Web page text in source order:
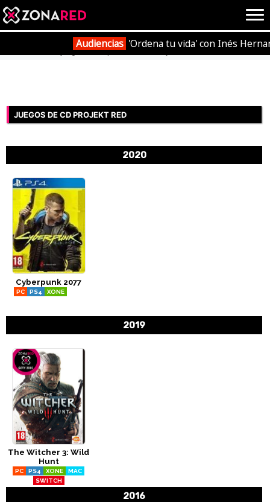
{literal}{/literal}
HOME JUEGOS
REPORTAJES
TRUCOS
E3
Audiencias 'Ordena tu vida' con Inés
Videojuegos Empresas
JUEGOS DE CD PROJEKT RED
2020
Cyberpunk 2077
PC PS4 XONE
2019
The Witcher 3: Wild
Hunt
PC PS4 XONE
MAC
SWITCH
2016